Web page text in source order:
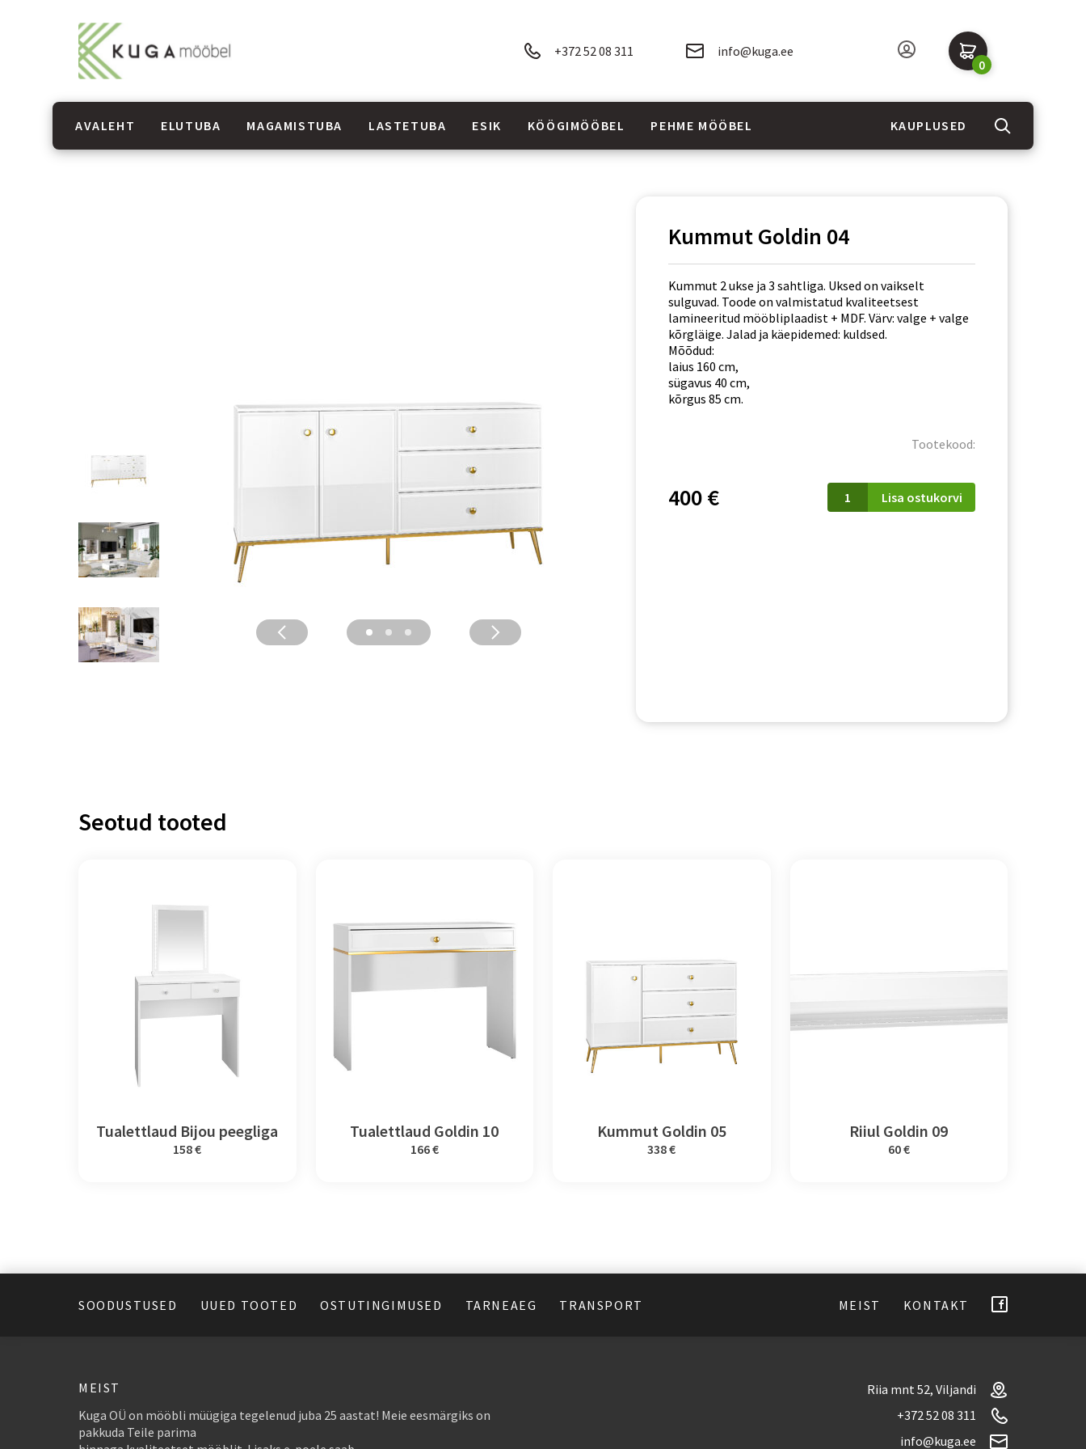
+372 52 08 311 info@kuga.ee
0
AVALEHT ELUTUBA MAGAMISTUBA LASTETUBA ESIK KÖÖGIMÖÖBEL PEHME MÖÖBEL KAUPLUSED
Kummut Goldin 04
Kummut 2 ukse ja 3 sahtliga. Uksed on vaikselt
sulguvad. Toode on valmistatud kvaliteetsest
lamineeritud mööbliplaadist + MDF. Värv: valge + valge
kõrgläige. Jalad ja käepidemed: kuldsed.
Mõõdud:
laius 160 cm,
sügavus 40 cm,
kõrgus 85 cm.
Tootekood:
400 €
Kummut
Goldin
Lisa ostukorvi
Seotud tooted
Tualettlaud Bijou peegliga
158 €
Tualettlaud Goldin 10
166 €
Kummut Goldin 05
338 €
Riiul Goldin 09
60 €
SOODUSTUSED UUED TOOTED OSTUTINGIMUSED TARNEAEG TRANSPORT MEIST KONTAKT
MEIST
Kuga OÜ on mööbli müügiga tegelenud juba 25 aastat! Meie eesmärgiks on
pakkuda Teile parima
Riia mnt 52, Viljandi
+372 52 08 311
info@kuga.ee